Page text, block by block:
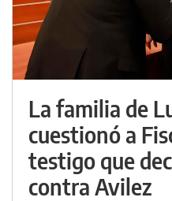
La familia de
cuestionó a
testigo que
contra Avilez